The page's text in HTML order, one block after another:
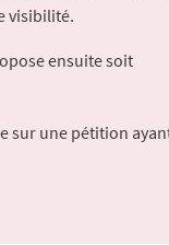
visibilité.
ensuite soit
sur une pétition